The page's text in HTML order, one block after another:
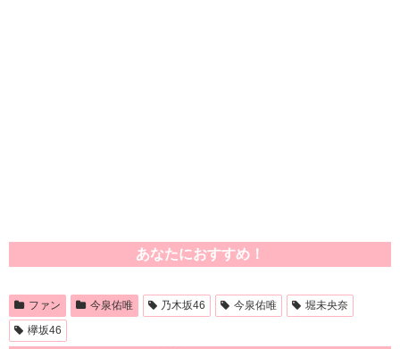
あなたにおすすめ！
ファン 今泉佑唯 乃木坂46 今泉佑唯
堀未央奈
欅坂46